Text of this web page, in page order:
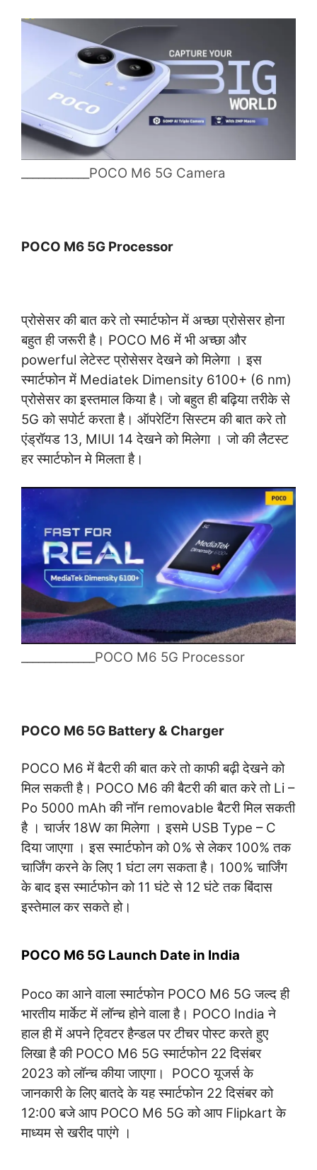
____________POCO M6 5G Camera
POCO M6 5G Processor
प्रोसेसर की बात करे तो स्मार्टफोन में अच्छा प्रोसेसर होना
बहुत ही जरूरी है। POCO M6 में भी अच्छा और
powerful लेटेस्ट प्रोसेसर देखने को मिलेगा । इस
स्मार्टफोन में Mediatek Dimensity 6100+ (6 nm)
प्रोसेसर का इस्तमाल किया है। जो बहुत ही बढ़िया तरीके से
5G को सपोर्ट करता है। ऑपरेटिंग सिस्टम की बात करे तो
एंड्रॉयड 13, MIUI 14 देखने को मिलेगा । जो की लैटस्ट
हर स्मार्टफोन मे मिलता है।
_____________POCO M6 5G Processor
POCO M6 5G Battery & Charger
POCO M6 में बैटरी की बात करे तो काफी बढ़ी देखने को
मिल सकती है। POCO M6 की बैटरी की बात करे तो Li –
Po 5000 mAh की नॉन removable बैटरी मिल सकती
है । चार्जर 18W का मिलेगा । इसमे USB Type – C
दिया जाएगा । इस स्मार्टफोन को 0% से लेकर 100% तक
चार्जिंग करने के लिए 1 घंटा लग सकता है। 100% चार्जिंग
के बाद इस स्मार्टफोन को 11 घंटे से 12 घंटे तक बिंदास
इस्तेमाल कर सकते हो।
POCO M6 5G Launch Date in India
Poco का आने वाला स्मार्टफोन POCO M6 5G जल्द ही
भारतीय मार्केट में लॉन्च होने वाला है। POCO India ने
हाल ही में अपने ट्विटर हैन्डल पर टीचर पोस्ट करते हुए
लिखा है की POCO M6 5G स्मार्टफोन 22 दिसंबर
2023 को लॉन्च कीया जाएगा। POCO यूजर्स के
जानकारी के लिए बातदे के यह स्मार्टफोन 22 दिसंबर को
12:00 बजे आप POCO M6 5G को आप Flipkart के
माध्यम से खरीद पाएंगे ।